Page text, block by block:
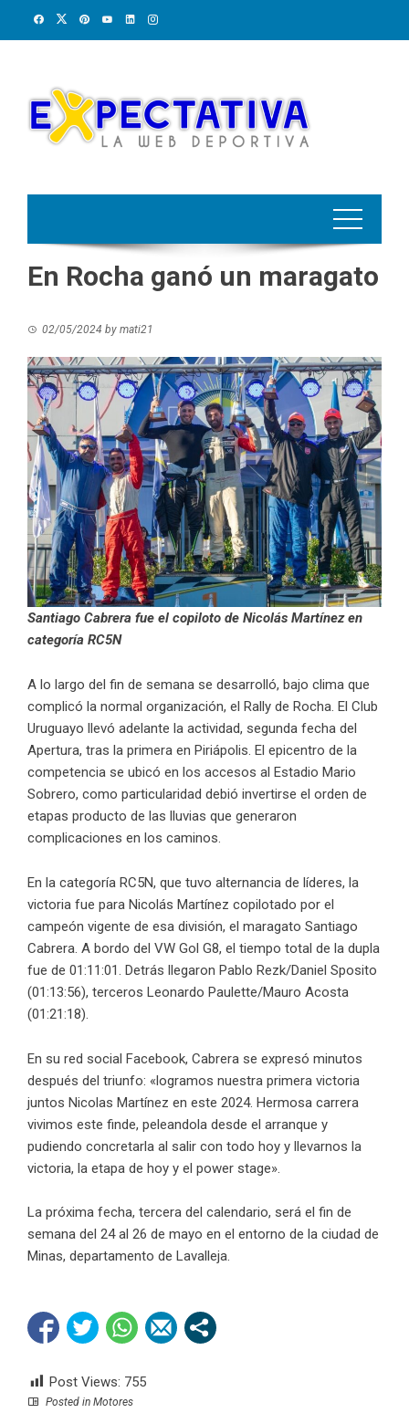
En Rocha ganó un maragato
02/05/2024 by mati21
Santiago Cabrera fue el copiloto de Nicolás Martínez en
categoría RC5N
A lo largo del fin de semana se desarrolló, bajo clima que
complicó la normal organización, el Rally de Rocha. El Club
Uruguayo llevó adelante la actividad, segunda fecha del
Apertura, tras la primera en Piriápolis. El epicentro de la
competencia se ubicó en los accesos al Estadio Mario
Sobrero, como particularidad debió invertirse el orden de
etapas producto de las lluvias que generaron
complicaciones en los caminos.
En la categoría RC5N, que tuvo alternancia de líderes, la
victoria fue para Nicolás Martínez copilotado por el
campeón vigente de esa división, el maragato Santiago
Cabrera. A bordo del VW Gol G8, el tiempo total de la dupla
fue de 01:11:01. Detrás llegaron Pablo Rezk/Daniel Sposito
(01:13:56), terceros Leonardo Paulette/Mauro Acosta
(01:21:18).
En su red social Facebook, Cabrera se expresó minutos
después del triunfo: «logramos nuestra primera victoria
juntos Nicolas Martínez en este 2024. Hermosa carrera
vivimos este finde, peleandola desde el arranque y
pudiendo concretarla al salir con todo hoy y llevarnos la
victoria, la etapa de hoy y el power stage».
La próxima fecha, tercera del calendario, será el fin de
semana del 24 al 26 de mayo en el entorno de la ciudad de
Minas, departamento de Lavalleja.
Post Views: 755
Posted in Motores